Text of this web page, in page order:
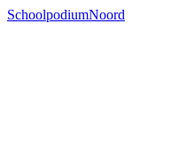
SchoolpodiumNoord